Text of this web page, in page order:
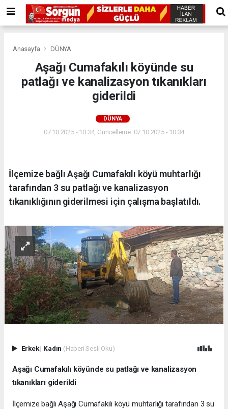
Anasayfa DÜNYA
Aşağı Cumafakılı köyünde su
patlağı ve kanalizasyon tıkanıkları
giderildi
DÜNYA
07.10.2025 - 10:34, Güncelleme: 07.10.2025 - 10:34
İlçemize bağlı Aşağı Cumafakılı köyü muhtarlığı
tarafından 3 su patlağı ve kanalizasyon
tıkanıklığının giderilmesi için çalışma başlatıldı.
Erkek| Kadın (Haberi Sesli Oku)
Aşağı Cumafakılı köyünde su patlağı ve kanalizasyon
tıkanıkları giderildi
İlçemize bağlı Aşağı Cumafakılı köyü muhtarlığı tarafından 3 su